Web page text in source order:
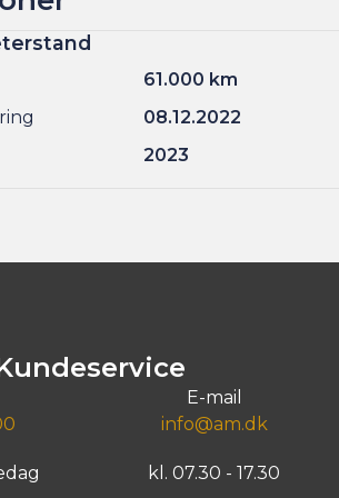
61.000 km
08.12.2022
2023
E-mail
info@am.dk
kl. 07.30 - 17.30